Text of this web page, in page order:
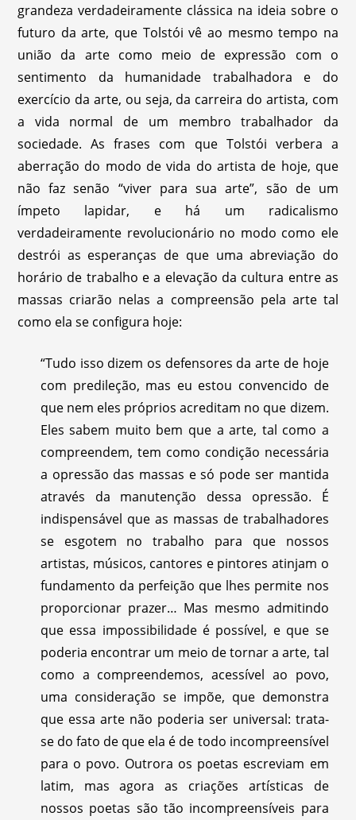
grandeza verdadeiramente clássica na ideia sobre o
futuro da arte, que Tolstói vê ao mesmo tempo na
união da arte como meio de expressão com o
sentimento da humanidade trabalhadora e do
exercício da arte, ou seja, da carreira do artista, com
a vida normal de um membro trabalhador da
sociedade. As frases com que Tolstói verbera a
aberração do modo de vida do artista de hoje, que
não faz senão “viver para sua arte”, são de um
ímpeto lapidar, e há um radicalismo
verdadeiramente revolucionário no modo como ele
destrói as esperanças de que uma abreviação do
horário de trabalho e a elevação da cultura entre as
massas criarão nelas a compreensão pela arte tal
como ela se configura hoje:
“Tudo isso dizem os defensores da arte de hoje
com predileção, mas eu estou convencido de
que nem eles próprios acreditam no que dizem.
Eles sabem muito bem que a arte, tal como a
compreendem, tem como condição necessária
a opressão das massas e só pode ser mantida
através da manutenção dessa opressão. É
indispensável que as massas de trabalhadores
se esgotem no trabalho para que nossos
artistas, músicos, cantores e pintores atinjam o
fundamento da perfeição que lhes permite nos
proporcionar prazer… Mas mesmo admitindo
que essa impossibilidade é possível, e que se
poderia encontrar um meio de tornar a arte, tal
como a compreendemos, acessível ao povo,
uma consideração se impõe, que demonstra
que essa arte não poderia ser universal: trata-
se do fato de que ela é de todo incompreensível
para o povo. Outrora os poetas escreviam em
latim, mas agora as criações artísticas de
nossos poetas são tão incompreensíveis para